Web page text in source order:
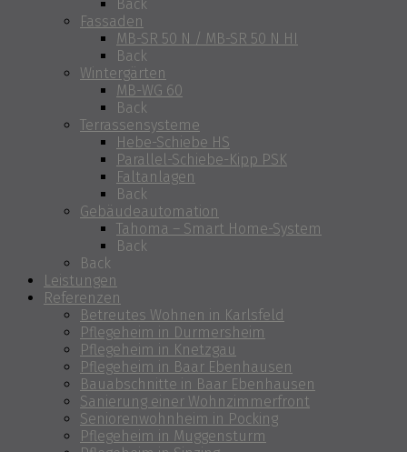
Back
Fassaden
MB-SR 50 N / MB-SR 50 N HI
Back
Wintergärten
MB-WG 60
Back
Terrassensysteme
Hebe-Schiebe HS
Parallel-Schiebe-Kipp PSK
Faltanlagen
Back
Gebäudeautomation
Tahoma – Smart Home-System
Back
Back
Leistungen
Referenzen
Betreutes Wohnen in Karlsfeld
Pflegeheim in Durmersheim
Pflegeheim in Knetzgau
Pflegeheim in Baar Ebenhausen
Bauabschnitte in Baar Ebenhausen
Sanierung einer Wohnzimmerfront
Seniorenwohnheim in Pocking
Pflegeheim in Muggensturm